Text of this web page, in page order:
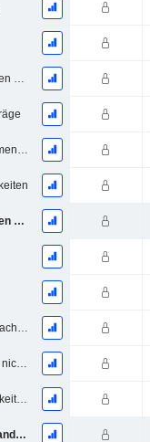
Laufender Anteil der langfristigen Verschuldung
Zu zahlende laufende Einkommensteuern
Gesamtsumme der kurzfristigen Verbindlichkeiten
Renten & andere Leistungen nach dem Ruhestand
Aufgeschobene Steuerpassiva nicht aktuell
Andere langfristige Verbindlichkeiten
Gesamtverbindlichkeiten - (Standard / Utility Vorlage)